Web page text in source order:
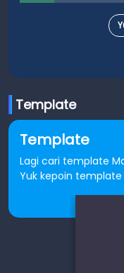
Template
Template
Lagi cari template
Yuk kepoin template